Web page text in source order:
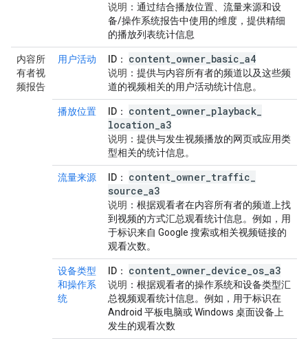
说明 ：通过结合播放位置、流量来源和设
备/操作系统报告中使用的维度，提供精细
的播放列表统计信息
内容所
有者视
频报告
用户活动 ID ： content owner basic a4
说明 ：提供与内容所有者的频道以及这些频
道的视频相关的用户活动统计信息。
播放位置 ID ： content owner playback
location a3
说明 ：提供与发生视频播放的网页或应用类
型相关的统计信息。
流量来源 ID ： content owner traffic
source a3
说明 ：根据观看者在内容所有者的频道上找
到视频的方式汇总观看统计信息。例如，用
于标识来自 Google 搜索或相关视频链接的
观看次数。
设备类型
和操作系
统
ID ： content owner device os a3
说明 ：根据观看者的操作系统和设备类型汇
总视频观看统计信息。例如，用于标识在
Android 平板电脑或 Windows 桌面设备上
发生的观看次数